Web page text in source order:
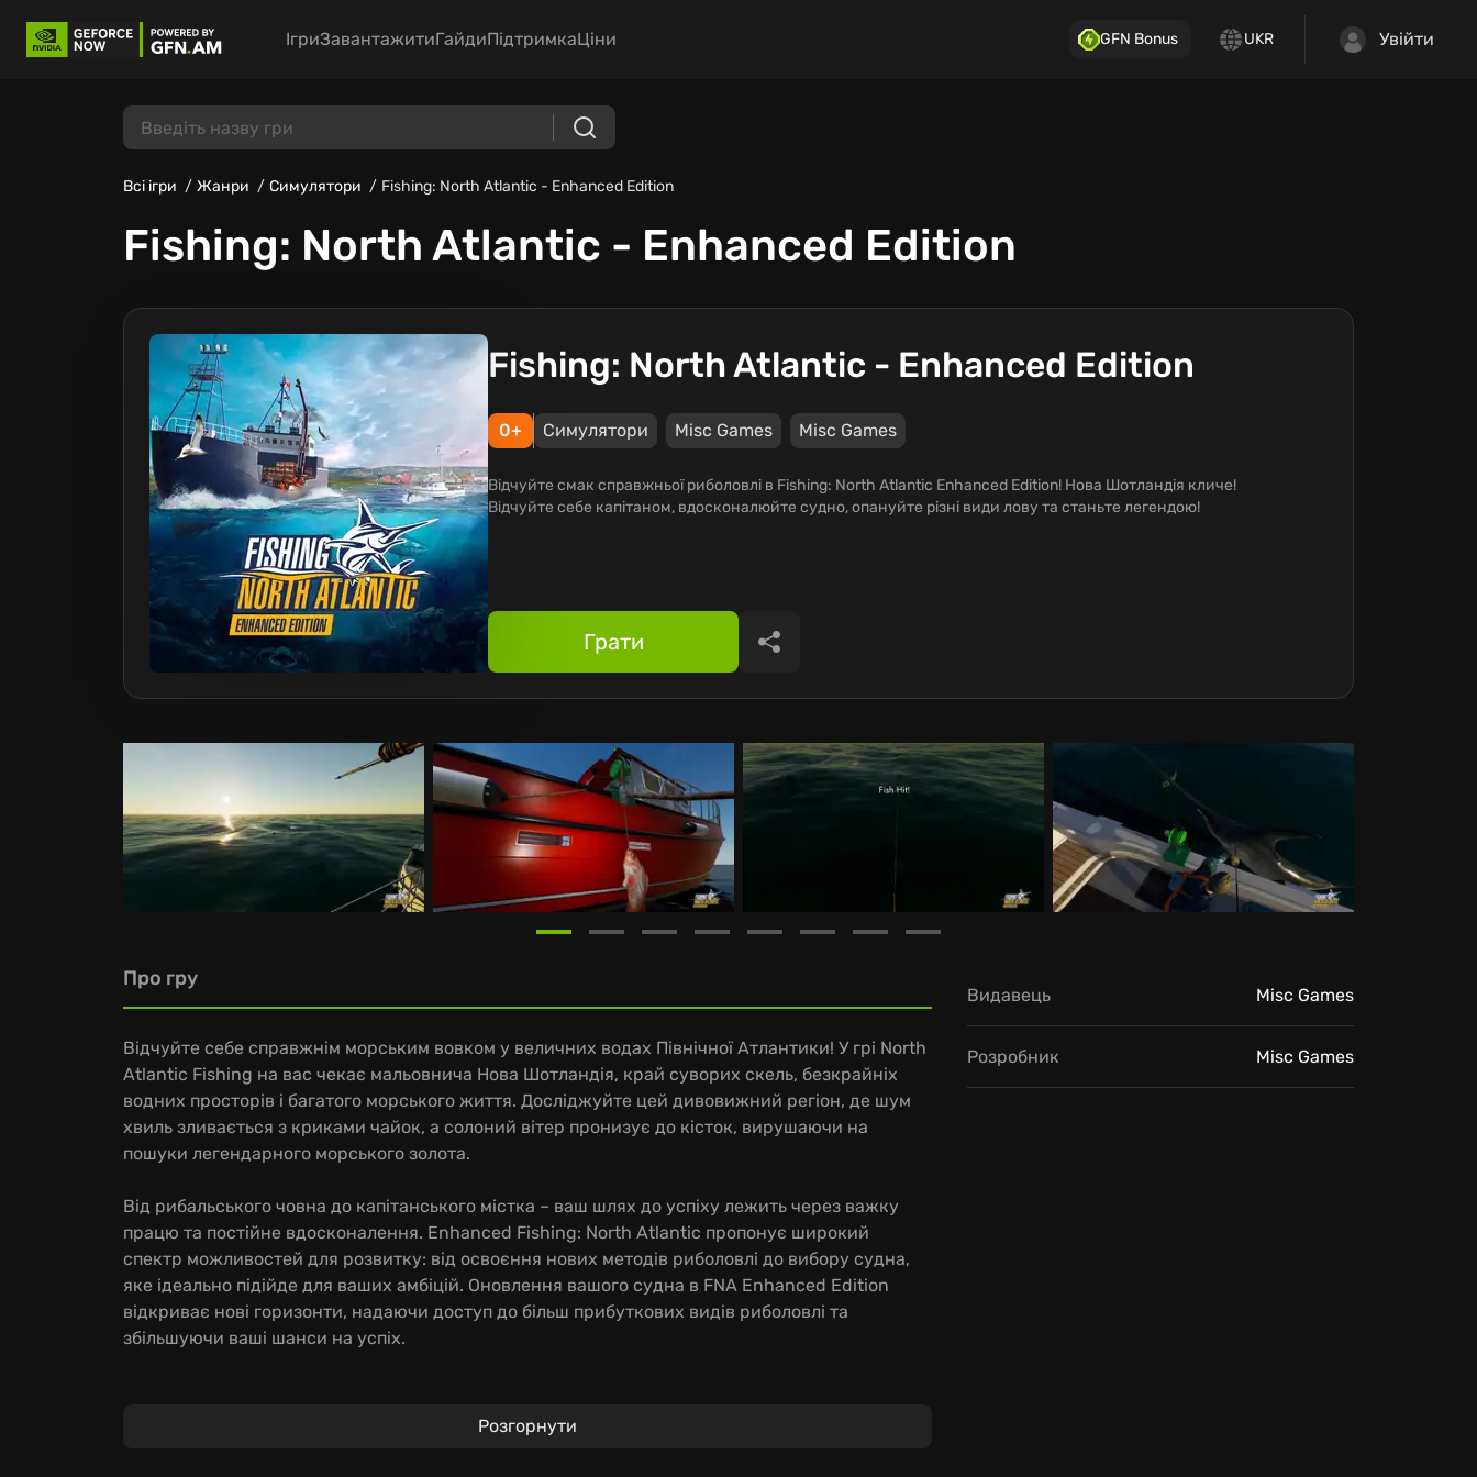
ІгриЗавантажитиГайдиПідтримкаЦіни GFN Bonus UKR Увійти
Всі ігри Жанри Симулятори Fishing: North Atlantic - Enhanced Edition
Fishing: North Atlantic - Enhanced Edition
Fishing: North Atlantic - Enhanced Edition
0+ Симулятори Misc Games Misc Games
Відчуйте смак справжньої риболовлі в Fishing: North Atlantic Enhanced Edition! Нова Шотландія кличе!
Відчуйте себе капітаном, вдосконалюйте судно, опануйте різні види лову та станьте легендою!
Грати Поділитися
Про гру
Відчуйте себе справжнім морським вовком у величних водах Північної Атлантики! У грі North
Atlantic Fishing на вас чекає мальовнича Нова Шотландія, край суворих скель, безкрайніх
водних просторів і багатого морського життя. Досліджуйте цей дивовижний регіон, де шум
хвиль зливається з криками чайок, а солоний вітер пронизує до кісток, вирушаючи на
пошуки легендарного морського золота.
Від рибальського човна до капітанського містка – ваш шлях до успіху лежить через важку
працю та постійне вдосконалення. Enhanced Fishing: North Atlantic пропонує широкий
спектр можливостей для розвитку: від освоєння нових методів риболовлі до вибору судна,
яке ідеально підійде для ваших амбіцій. Оновлення вашого судна в FNA Enhanced Edition
відкриває нові горизонти, надаючи доступ до більш прибуткових видів риболовлі та
збільшуючи ваші шанси на успіх.
Розгорнути
Видавець Misc Games
Розробник Misc Games